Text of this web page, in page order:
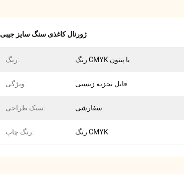
ژورنال کاغذی سنگ سایز جیبی
رنگ: رنگ CMYK یا پنتون
ویژگی: قابل تجزیه زیستی
سبک طراحی: سفارشی
رنگ چاپ: رنگ CMYK